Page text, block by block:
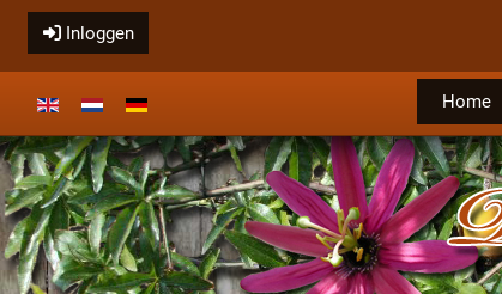
Inloggen
Selecteer de taal Home